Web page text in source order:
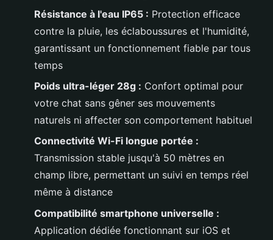
Résistance à l'eau IP65 : Protection efficace
contre la pluie, les éclaboussures et l'humidité,
garantissant un fonctionnement fiable par tous
temps
Poids ultra-léger 28g : Confort optimal pour
votre chat sans gêner ses mouvements
naturels ni affecter son comportement habituel
Connectivité Wi-Fi longue portée :
Transmission stable jusqu'à 50 mètres en
champ libre, permettant un suivi en temps réel
même à distance
Compatibilité smartphone universelle :
Application dédiée fonctionnant sur iOS et